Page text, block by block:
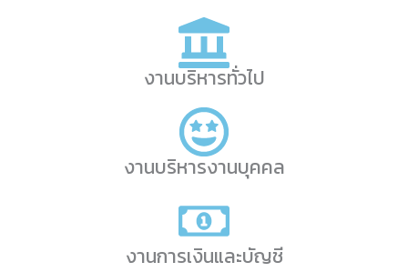
งานบริหารทั่วไป
งานบริหารงานบุคคล
งานการเงินและบัญชี